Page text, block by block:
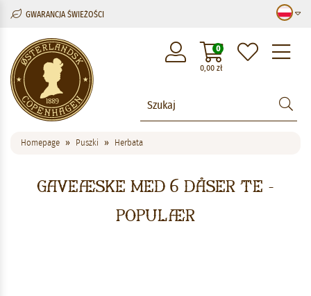
GWARANCJA ŚWIEŻOŚCI
0,00 zł
0
Homepage Puszki Herbata
Gaveæske med 6 dåser te -
Populær